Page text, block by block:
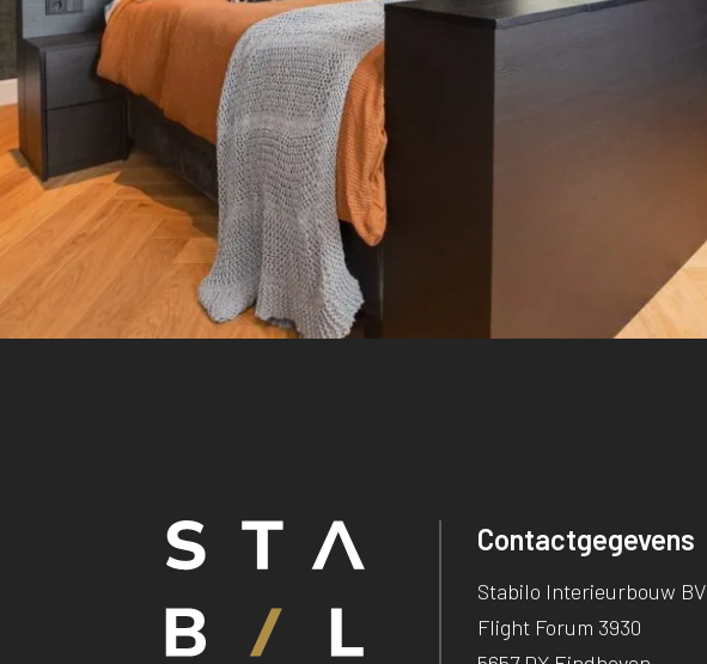
Contactgegevens
Stabilo Interieurbouw BV
Flight Forum 3930